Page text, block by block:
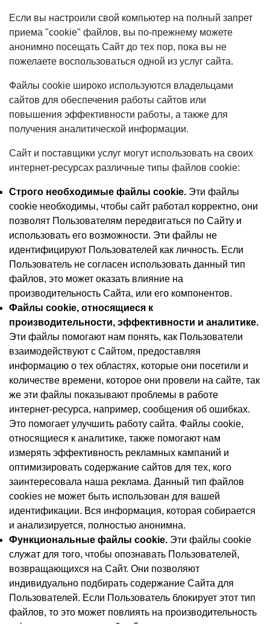
Если вы настроили свой компьютер на полный запрет
приема "cookie" файлов, вы по-прежнему можете
анонимно посещать Сайт до тех пор, пока вы не
пожелаете воспользоваться одной из услуг сайта.
Файлы cookie широко используются владельцами
сайтов для обеспечения работы сайтов или
повышения эффективности работы, а также для
получения аналитической информации.
Сайт и поставщики услуг могут использовать на своих
интернет-ресурсах различные типы файлов cookie:
Строго необходимые файлы cookie. Эти файлы
cookie необходимы, чтобы сайт работал корректно, они
позволят Пользователям передвигаться по Сайту и
использовать его возможности. Эти файлы не
идентифицируют Пользователей как личность. Если
Пользователь не согласен использовать данный тип
файлов, это может оказать влияние на
производительность Сайта, или его компонентов.
Файлы cookie, относящиеся к
производительности, эффективности и аналитике.
Эти файлы помогают нам понять, как Пользователи
взаимодействуют с Сайтом, предоставляя
информацию о тех областях, которые они посетили и
количестве времени, которое они провели на сайте, так
же эти файлы показывают проблемы в работе
интернет-ресурса, например, сообщения об ошибках.
Это помогает улучшить работу сайта. Файлы cookie,
относящиеся к аналитике, также помогают нам
измерять эффективность рекламных кампаний и
оптимизировать содержание сайтов для тех, кого
заинтересовала наша реклама. Данный тип файлов
cookies не может быть использован для вашей
идентификации. Вся информация, которая собирается
и анализируется, полностью анонимна.
Функциональные файлы cookie. Эти файлы cookie
служат для того, чтобы опознавать Пользователей,
возвращающихся на Сайт. Они позволяют
индивидуально подбирать содержание Сайта для
Пользователей. Если Пользователь блокирует этот тип
файлов, то это может повлиять на производительность